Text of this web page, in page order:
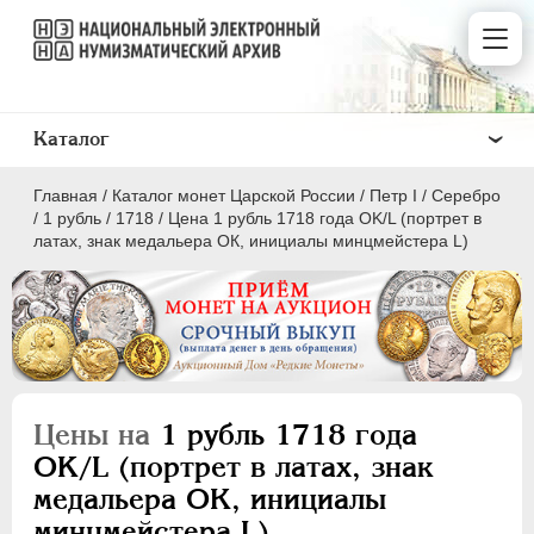
Главная / Каталог монет Царской России / Пeтр I / Серебро
/ 1 рубль / 1718 / Цена 1 рубль 1718 года OK/L (портрет в
латах, знак медальера ОК, инициалы минцмейстера L)
Цены на 1 рубль 1718 года
OK/L (портрет в латах, знак
медальера ОК, инициалы
Каталог
ПEТР I 1699 - 1725
Серебро
1 рубль
Полтина